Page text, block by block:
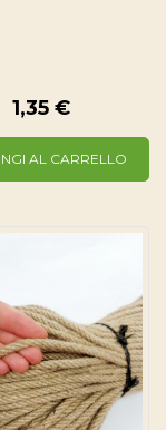
1,35 €
AL CARRELLO